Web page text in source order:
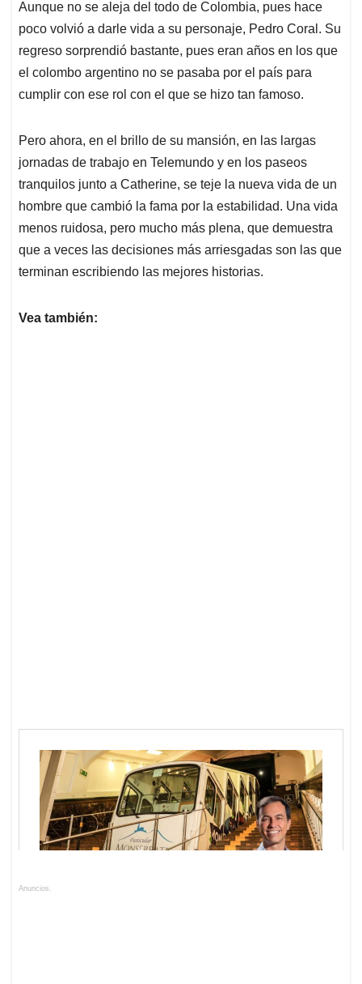
Aunque no se aleja del todo de Colombia, pues hace
poco volvió a darle vida a su personaje, Pedro Coral. Su
regreso sorprendió bastante, pues eran años en los que
el colombo argentino no se pasaba por el país para
cumplir con ese rol con el que se hizo tan famoso.
Pero ahora, en el brillo de su mansión, en las largas
jornadas de trabajo en Telemundo y en los paseos
tranquilos junto a Catherine, se teje la nueva vida de un
hombre que cambió la fama por la estabilidad. Una vida
menos ruidosa, pero mucho más plena, que demuestra
que a veces las decisiones más arriesgadas son las que
terminan escribiendo las mejores historias.
Vea también:
Anuncios.